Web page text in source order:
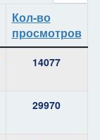
Кол-во
просмотров
14077
29970